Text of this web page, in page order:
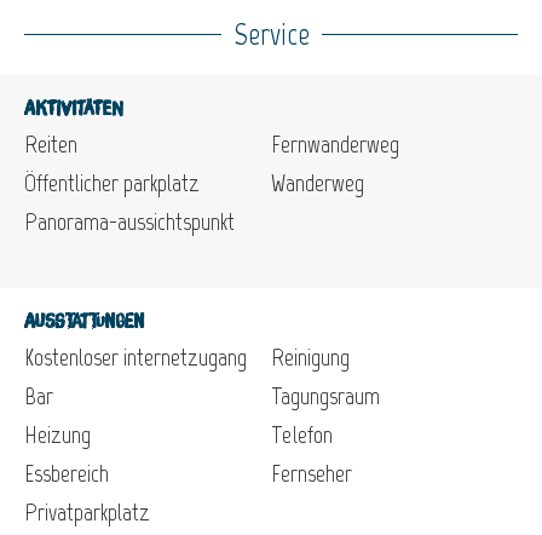
Service
Aktivitäten
Reiten
Öffentlicher parkplatz
Panorama-aussichtspunkt
Fernwanderweg
Wanderweg
Ausstattungen
Kostenloser internetzugang
Bar
Heizung
Essbereich
Privatparkplatz
Reinigung
Tagungsraum
Telefon
Fernseher